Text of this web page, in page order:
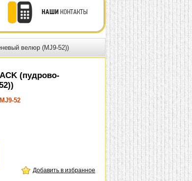
НАШИКОНТАКТЫ
велюр (MJ9-52))
(пудрово-
52
Добавить в избранное